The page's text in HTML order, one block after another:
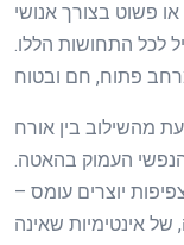
פשוט בצורך אנושי
לכל התחושות הללו.
מהשילוב בין אורח
הנפשי העמוק בהאטה.
יוצרים עומס –
אינטימיות שאינה